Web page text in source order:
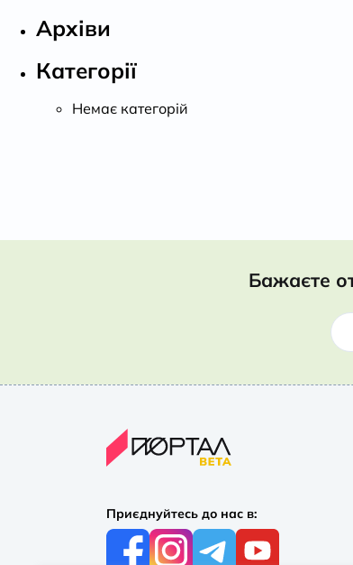
Архіви
Категорії
Немає категорій
Бажаєте
Приєднуйтесь до нас в: